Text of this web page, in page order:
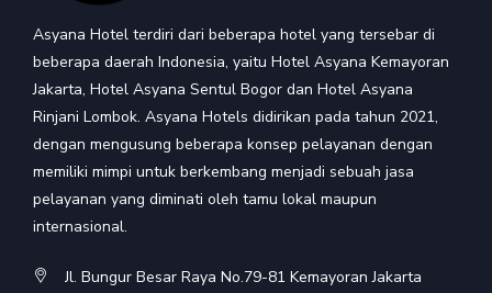
Asyana Hotel terdiri dari beberapa hotel yang tersebar di
beberapa daerah Indonesia, yaitu Hotel Asyana Kemayoran
Jakarta, Hotel Asyana Sentul Bogor dan Hotel Asyana
Rinjani Lombok. Asyana Hotels didirikan pada tahun 2021,
dengan mengusung beberapa konsep pelayanan dengan
memiliki mimpi untuk berkembang menjadi sebuah jasa
pelayanan yang diminati oleh tamu lokal maupun
internasional.
Jl. Bungur Besar Raya No.79-81 Kemayoran Jakarta